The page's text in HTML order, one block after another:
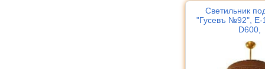
Светильник
"Гусевъ №92", Е-
D600,